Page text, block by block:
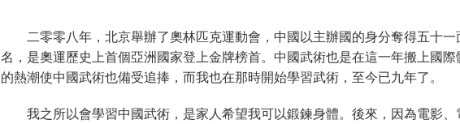
二零零八年，北京舉辦了奧林匹克運動會，中國以主辦國的身分奪得五十
名，是奧運歷史上首個亞洲國家登上金牌榜首。中國武術也是在這一年搬上國
的熱潮使中國武術也備受追捧，而我也在那時開始學習武術，至今已九年了。
我之所以會學習中國武術，是家人希望我可以鍛鍊身體。後來，因為電影